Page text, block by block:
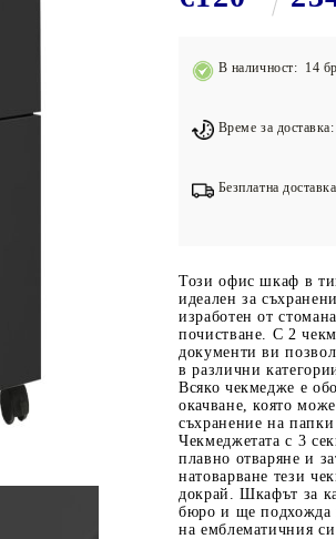
В наличност: 14
Време за
Безплатна
Този офис шкаф в
идеален за
изработен от
почистване. С 2
документи ви
в различни
Всяко чекмедже е
окачване, която
съхранение на
Чекмеджетата с 3
плавно отваряне и
натоварване тези
докрай. Шкафът за
бюро и ще подхожда
на емблематичния си